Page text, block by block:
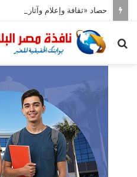
حصاد «ثقافة وإعلام وآثار» النواب
بحث